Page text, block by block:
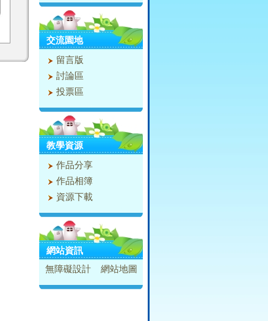
交流園地
留言版
討論區
投票區
教學資源
作品分享
作品相簿
資源下載
網站資訊
無障礙設計
網站地圖